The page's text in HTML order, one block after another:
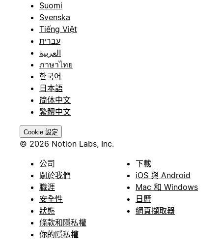
Suomi
Svenska
Tiếng Việt
עברית
العربية
ภาษาไทย
한국어
日本語
简体中文
繁體中文
Cookie 設定
© 2026 Notion Labs, Inc.
公司
關於我們
職涯
安全性
狀態
條款和隱私權
你的隱私權
下載
iOS 與 Android
Mac 和 Windows
日曆
網頁擷取器